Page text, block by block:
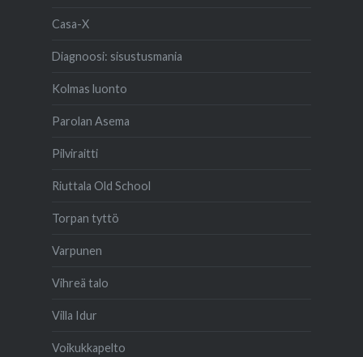
Casa-X
Diagnoosi: sisustusmania
Kolmas luonto
Parolan Asema
Pilviraitti
Riuttala Old School
Torpan tyttö
Varpunen
Vihreä talo
Villa Idur
Voikukkapelto